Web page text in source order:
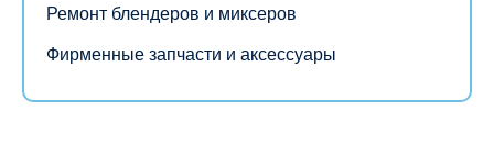
Ремонт блендеров и миксеров
Фирменные запчасти и аксессуары